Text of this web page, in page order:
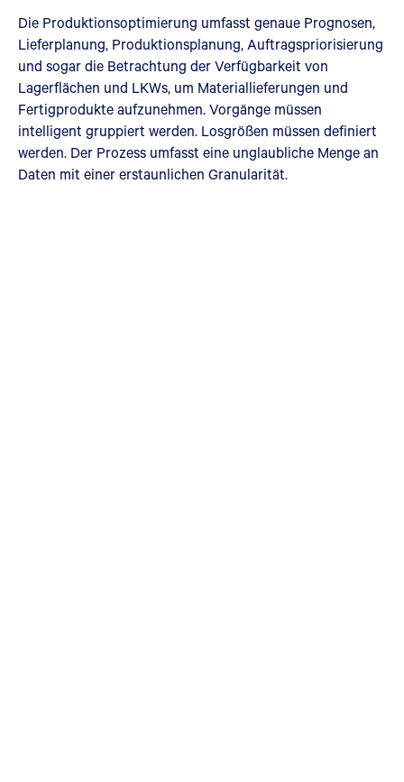
Die Produktionsoptimierung umfasst genaue Prognosen,
Lieferplanung, Produktionsplanung, Auftragspriorisierung
und sogar die Betrachtung der Verfügbarkeit von
Lagerflächen und LKWs, um Materiallieferungen und
Fertigprodukte aufzunehmen. Vorgänge müssen
intelligent gruppiert werden. Losgrößen müssen definiert
werden. Der Prozess umfasst eine unglaubliche Menge an
Daten mit einer erstaunlichen Granularität.